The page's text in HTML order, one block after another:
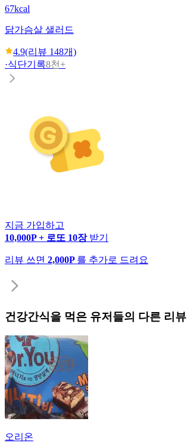
67kcal
닭가슴살 샐러드
4.9(리뷰 148개)
·식단기록8천+
지금 가입하고
10,000P + 로또 10장 받기
리뷰 쓰면 2,000P 를 추가로 드려요
건강간식을 먹은 유저들의 다른 리뷰
오리온